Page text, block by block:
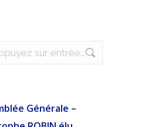
Générale –